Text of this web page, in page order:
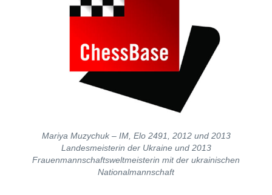
Mariya Muzychuk – IM, Elo 2491, 2012 und 2013
Landesmeisterin der Ukraine und 2013
Frauenmannschaftsweltmeisterin mit der ukrainischen
Nationalmannschaft